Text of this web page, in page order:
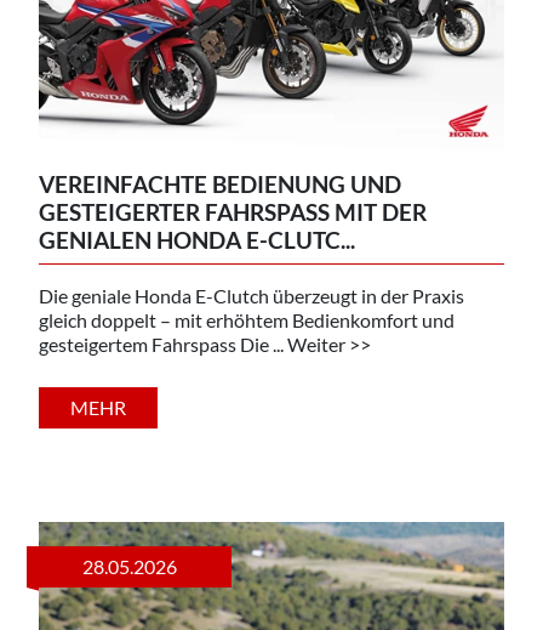
VEREINFACHTE BEDIENUNG UND
GESTEIGERTER FAHRSPASS MIT DER
GENIALEN HONDA E-CLUTC...
Die geniale Honda E-Clutch überzeugt in der Praxis
gleich doppelt – mit erhöhtem Bedienkomfort und
gesteigertem Fahrspass Die ... Weiter >>
MEHR
28.05.2026